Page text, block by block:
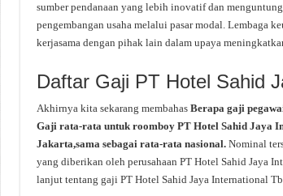
sumber pendanaan yang lebih inovatif dan
pengembangan usaha melalui pasar modal. Lembaga
kerjasama dengan pihak lain dalam upaya
Daftar Gaji PT Hotel Sahid
Akhirnya kita sekarang membahas Berapa gaji
Gaji rata-rata untuk roomboy PT Hotel Sahid Jaya
Jakarta,sama sebagai rata-rata nasional. Nominal
yang diberikan oleh perusahaan PT Hotel Sahid Jaya
lanjut tentang gaji PT Hotel Sahid Jaya International